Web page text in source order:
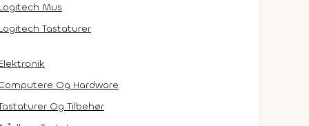
Mus
Tastaturer
Og Hardware
Og Tilbehør